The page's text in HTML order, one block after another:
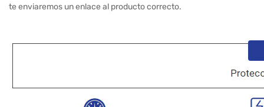
te enviaremos un enlace al producto correcto.